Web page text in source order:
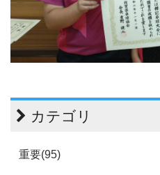
カテゴリ
重要(95)